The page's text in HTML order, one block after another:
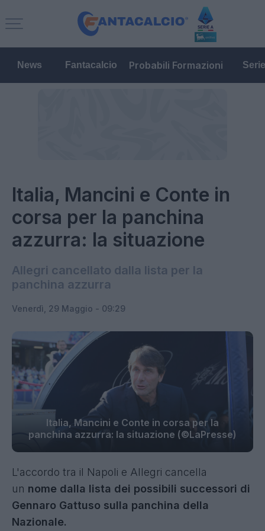
News Fantacalcio Probabili Formazioni
Italia, Mancini e Conte in
corsa per la panchina
azzurra: la situazione
Allegri cancellato dalla lista per la
panchina azzurra
Venerdì, 29 Maggio - 09:29
Italia, Mancini e Conte in corsa per la
panchina azzurra: la situazione (©LaPresse)
L'accordo tra il Napoli e Allegri cancella
un nome dalla lista dei possibili successori di
Gennaro Gattuso sulla panchina della
Nazionale.